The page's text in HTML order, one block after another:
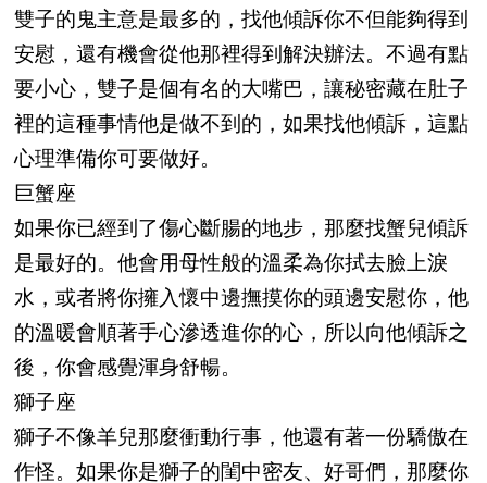
雙子的鬼主意是最多的，找他傾訴你不但能夠得到
安慰，還有機會從他那裡得到解決辦法。不過有點
要小心，雙子是個有名的大嘴巴，讓秘密藏在肚子
裡的這種事情他是做不到的，如果找他傾訴，這點
心理準備你可要做好。
巨蟹座
如果你已經到了傷心斷腸的地步，那麼找蟹兒傾訴
是最好的。他會用母性般的溫柔為你拭去臉上淚
水，或者將你擁入懷中邊撫摸你的頭邊安慰你，他
的溫暖會順著手心滲透進你的心，所以向他傾訴之
後，你會感覺渾身舒暢。
獅子座
獅子不像羊兒那麼衝動行事，他還有著一份驕傲在
作怪。如果你是獅子的閨中密友、好哥們，那麼你